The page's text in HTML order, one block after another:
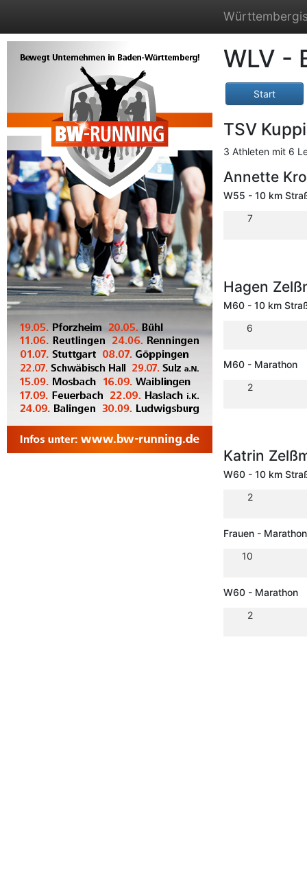
WLV -
Start
TSV
3 Athleten mit 6
Annette
W55 - 10 km
7
Hagen
M60 - 10 km
6
M60 - Marathon
2
Katrin
W60 - 10 km
2
Frauen - Marathon
10
W60 - Marathon
2